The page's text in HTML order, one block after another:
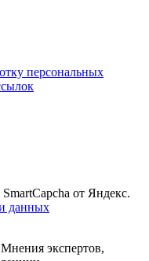
персональных
от Яндекс.
данных
экспертов,